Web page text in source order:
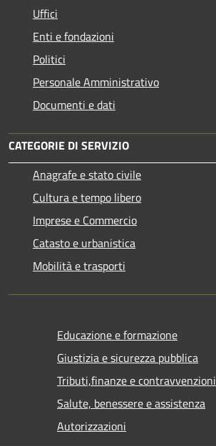
Uffici
Enti e fondazioni
Politici
Personale Amministrativo
Documenti e dati
CATEGORIE DI SERVIZIO
Anagrafe e stato civile
Cultura e tempo libero
Imprese e Commercio
Catasto e urbanistica
Mobilità e trasporti
Educazione e formazione
Giustizia e sicurezza pubblica
Tributi,finanze e contravvenzioni
Salute, benessere e assistenza
Autorizzazioni